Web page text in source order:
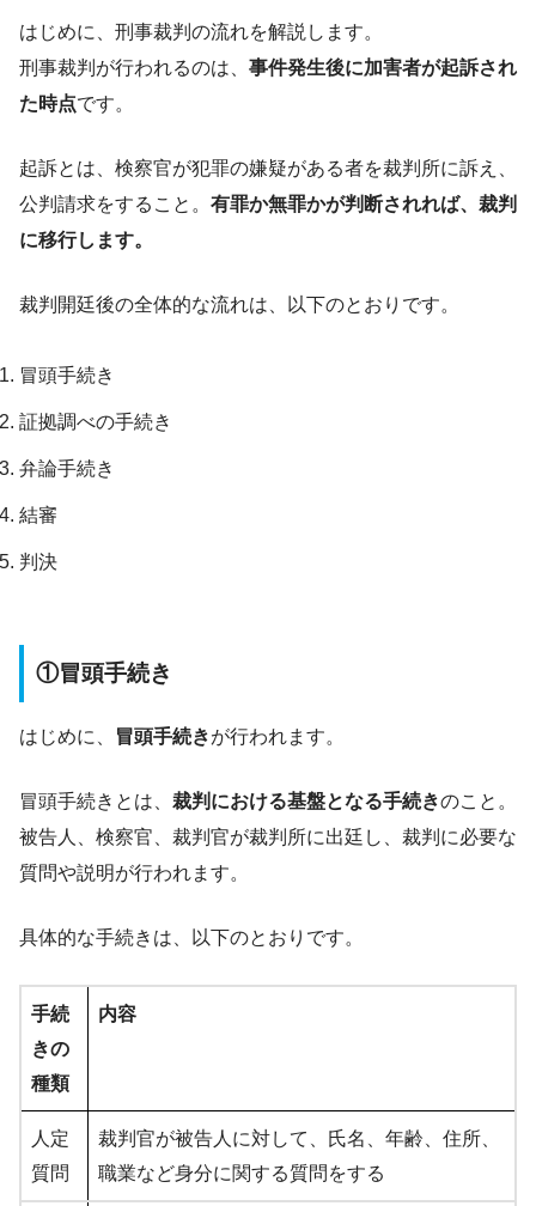
はじめに、刑事裁判の流れを解説します。
刑事裁判が行われるのは、 事件発生後に加害者が起訴され
た時点です。
起訴とは、検察官が犯罪の嫌疑がある者を裁判所に訴え、
公判請求をすること。 有罪か無罪かが判断されれば、裁判
に移行します。
裁判開廷後の全体的な流れは、以下のとおりです。
冒頭手続き
証拠調べの手続き
弁論手続き
結審
判決
①冒頭手続き
はじめに、 冒頭手続きが行われます。
冒頭手続きとは、 裁判における基盤となる手続きのこと。
被告人、検察官、裁判官が裁判所に出廷し、裁判に必要な
質問や説明が行われます。
具体的な手続きは、以下のとおりです。
手続
きの
種類
内容
人定
質問
裁判官が被告人に対して、氏名、年齢、住所、
職業など身分に関する質問をする